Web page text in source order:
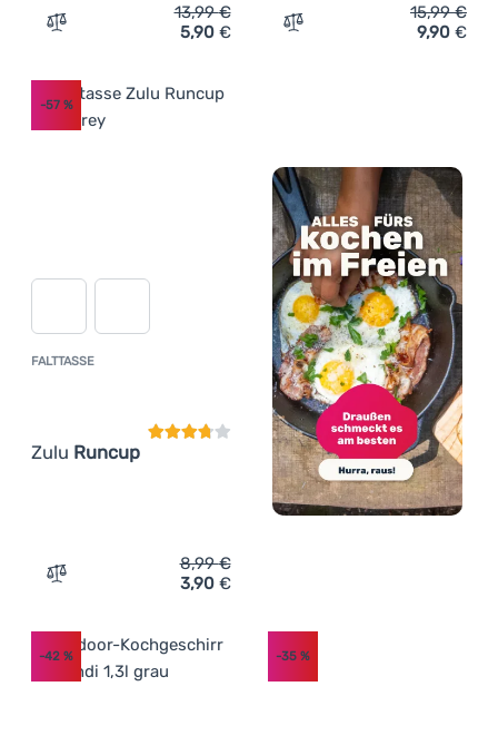
Zum Vergleich 'Essensbox Zulu Foodbowl 400 ml'
13,99€
5,90 € Zum Vergleich
15,99€
9,90 €
FALTTASSE
Zulu Runcup
Kundenbewertung
-57%
Zum Vergleich 'Falttasse Zulu Runcup' hinzufügen
8,99€
3,90 €
-42 % -35%